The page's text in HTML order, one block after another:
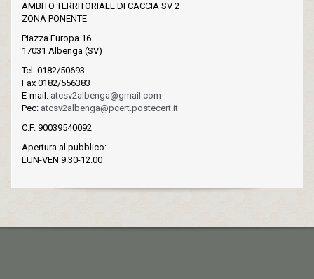
AMBITO TERRITORIALE DI CACCIA SV 2
ZONA PONENTE
Piazza Europa 16
17031 Albenga (SV)
Tel. 0182/50693
Fax 0182/556383
E-mail: atcsv2albenga@gmail.com
Pec: atcsv2albenga@pcert.postecert.it
C.F. 90039540092
Apertura al pubblico:
LUN-VEN 9.30-12.00